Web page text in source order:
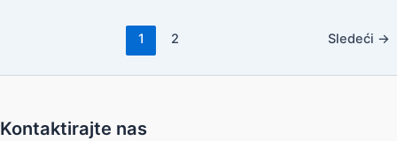
1 2 Sledeći →
Kontaktirajte nas